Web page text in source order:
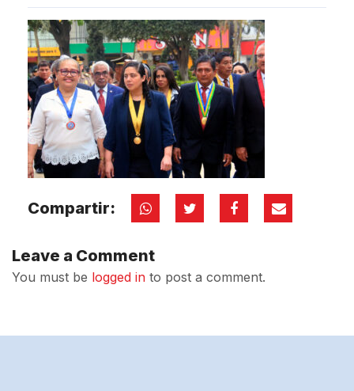
Compartir:
Leave a Comment
You must be logged in to post a comment.